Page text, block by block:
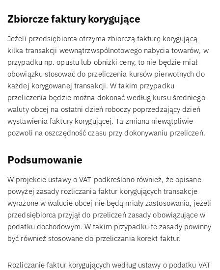
Zbiorcze faktury korygujące
Jeżeli przedsiębiorca otrzyma zbiorczą fakturę korygującą
kilka transakcji wewnątrzwspólnotowego nabycia towarów, w
przypadku np. opustu lub obniżki ceny, to nie będzie miał
obowiązku stosować do przeliczenia kursów pierwotnych do
każdej korygowanej transakcji. W takim przypadku
przeliczenia będzie można dokonać według kursu średniego
waluty obcej na ostatni dzień roboczy poprzedzający dzień
wystawienia faktury korygującej. Ta zmiana niewątpliwie
pozwoli na oszczędność czasu przy dokonywaniu przeliczeń.
Podsumowanie
W projekcie ustawy o VAT podkreślono również, że opisane
powyżej zasady rozliczania faktur korygujących transakcje
wyrażone w walucie obcej nie będą miały zastosowania, jeżeli
przedsiębiorca przyjął do przeliczeń zasady obowiązujące w
podatku dochodowym. W takim przypadku te zasady powinny
być również stosowane do przeliczania korekt faktur.
Rozliczanie faktur korygujących według ustawy o podatku VAT